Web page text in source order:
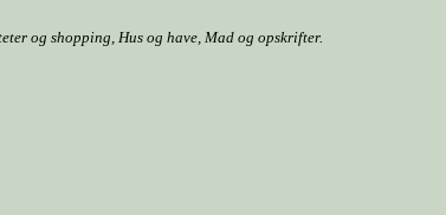
og shopping, Hus og have, Mad og opskrifter.